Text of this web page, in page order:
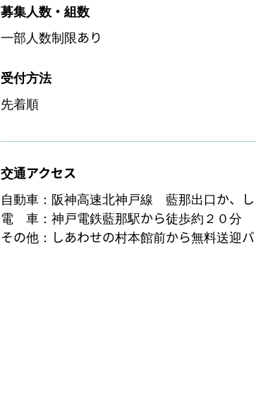
募集人数・組数
一部人数制限あり
受付方法
先着順
交通アクセス
自動車：阪神高速北神戸線　藍那出口か、
電　車：神戸電鉄藍那駅から徒歩約２０分
その他：しあわせの村本館前から無料送迎